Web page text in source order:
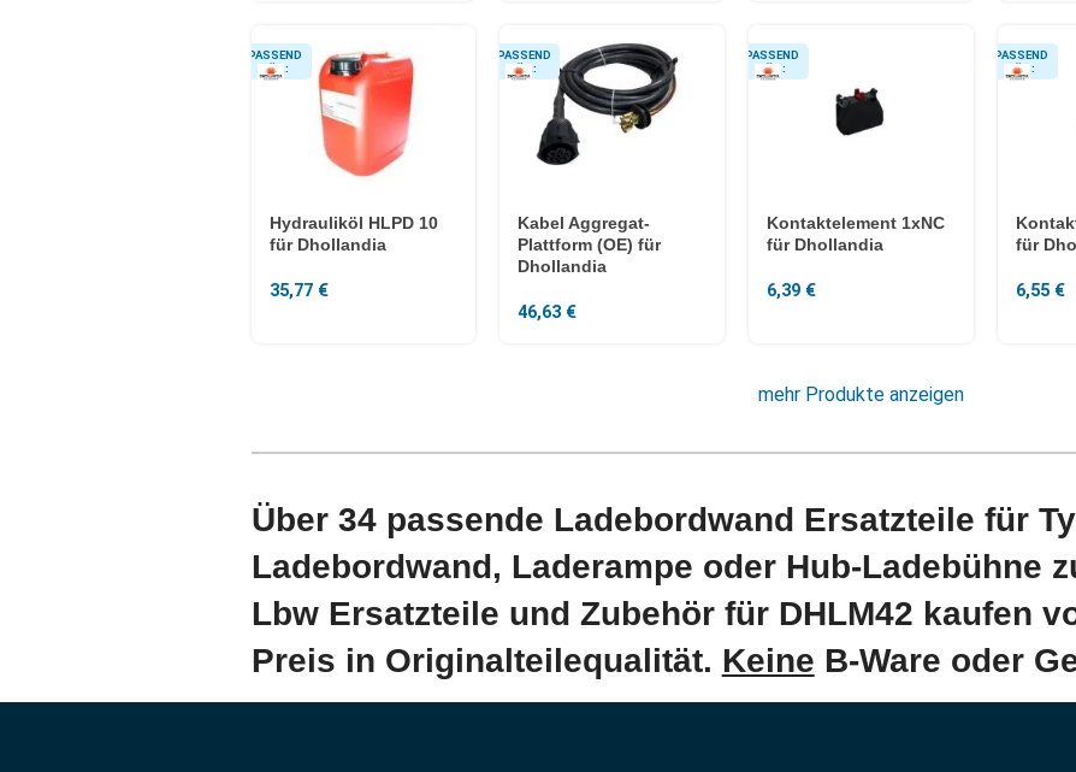
Hydrauliköl HLPD 10
für Dhollandia
35,77 €
Kabel Aggregat-
Plattform (OE) für
Dhollandia
46,63 €
Kontaktelement 1xNC
für Dhollandia
6,39 €
für
6,55 €
mehr Produkte anzeigen
Über 34 passende Ladebordwand Ersatzteile für
Ladebordwand, Laderampe oder Hub-Ladebühne
Lbw Ersatzteile und Zubehör für DHLM42 kaufen
Preis in Originalteilequalität. Keine B-Ware oder